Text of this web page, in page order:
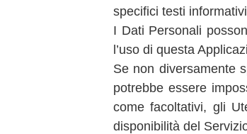
specifici testi
I Dati Personali
l’uso di questa
Se non diversamente
potrebbe essere
come facoltativi, gli
disponibilità del